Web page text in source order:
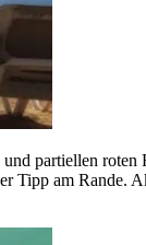
partiellen
am Rande.